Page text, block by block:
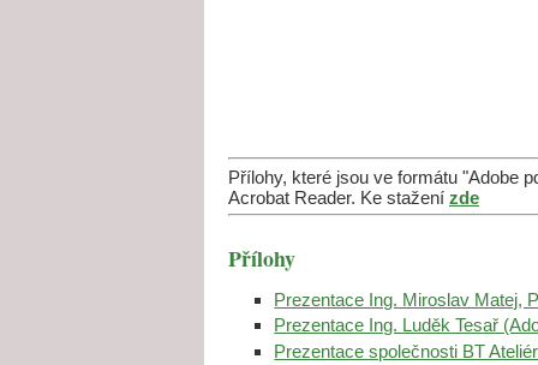
Přílohy, které jsou ve formátu "Adobe
Acrobat Reader. Ke stažení zde
Přílohy
Prezentace Ing. Miroslav Matej,
Prezentace Ing. Luděk Tesař
Prezentace společnosti BT